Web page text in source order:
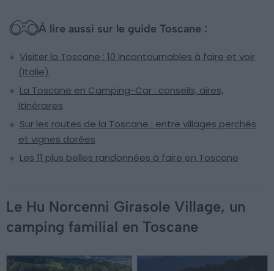
À lire aussi sur le guide Toscane :
Visiter la Toscane : 10 incontournables à faire et voir
(Italie)
La Toscane en Camping-Car : conseils, aires,
itinéraires
Sur les routes de la Toscane : entre villages perchés
et vignes dorées
Les 11 plus belles randonnées à faire en Toscane
Le Hu Norcenni Girasole Village, un
camping familial en Toscane